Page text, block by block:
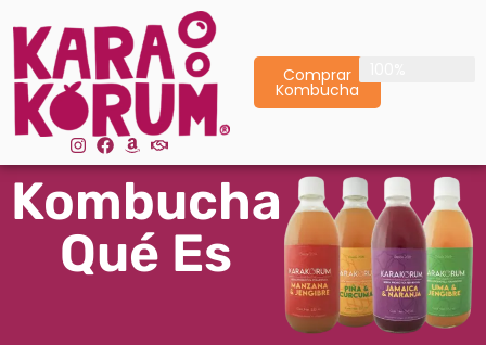
Comprar
Kombucha
Kombucha
Qué Es